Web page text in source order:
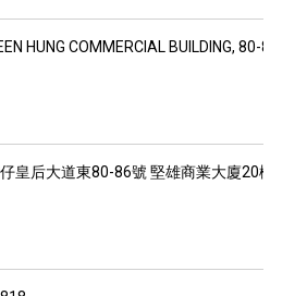
HUNG COMMERCIAL BUILDING, 80-86
皇后大道東80-86號 堅雄商業大廈20樓